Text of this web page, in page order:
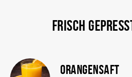
FRISCH
ORANGENSAFT